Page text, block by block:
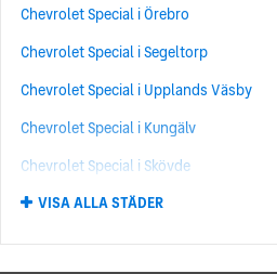
Chevrolet Spark (22)
Chevrolet Matiz (18)
Chevrolet Chevelle (17)
Chevrolet Caprice (16)
Chevrolet 210 (13)
Chevrolet Kalos (13)
Chevrolet Special i Örebro
Chevrolet Special i Segeltorp
Chevrolet Special i Upplands Väsby
Chevrolet Special i Kungälv
Chevrolet Special i Skövde
Chevrolet Special i Umeå
Chevrolet Special i Norrköping
VISA ALLA STÄDER